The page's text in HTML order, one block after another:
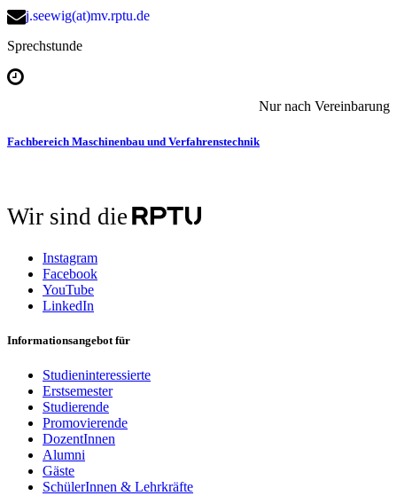
j.seewig(at)mv.rptu.de
Sprechstunde
Nur nach Vereinbarung
Fachbereich Maschinenbau und Verfahrenstechnik
Wir sind die
Instagram
Facebook
YouTube
LinkedIn
Informationsangebot für
Studieninteressierte
Erstsemester
Studierende
Promovierende
DozentInnen
Alumni
Gäste
SchülerInnen & Lehrkräfte